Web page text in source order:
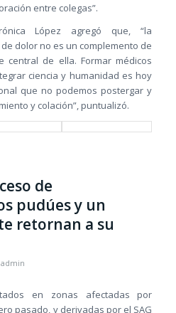
entre colegas”.
López agregó que, “la
dolor no es un complemento de
central de ella. Formar médicos
ciencia y humanidad es hoy
que no podemos postergar y
y colación”, puntualizó.
de
pudúes y un
retornan a su
admin
en zonas afectadas por
pasado, y derivadas por el SAG